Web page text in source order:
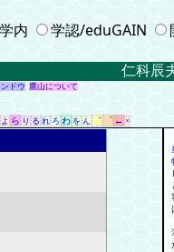
学内 学認/eduGAIN
仁科辰夫
ドウ 鷹山について
よ ら り る れ ろ わ を ん ゛゜← ×